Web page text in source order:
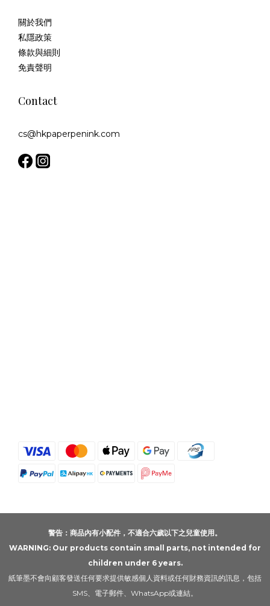
關於我們
私隱政策
條款與細則
免責聲明
Contact
cs@hkpaperpenink.com
警告：商品內有小配件，不適合六歲以下之兒童使用。
WARNING: Our products contain small parts, not intended for
children under 6 years.
紙筆墨不會向顧客發送任何要求提供敏感個人資料或任何財務資訊的訊息，包括
SMS、電子郵件、WhatsApp或連結。